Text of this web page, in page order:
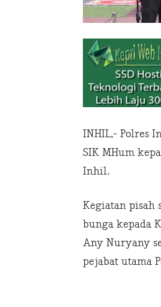
INHIL,- Polres
SIK MHum
Inhil.
Kegiatan pisah
bunga kepada
Any Nuryany
pejabat utama